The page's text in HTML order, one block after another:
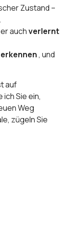
Zustand –
auchverlernt
erkennen, und
auf
Sie ein,
Weg
zügeln Sie